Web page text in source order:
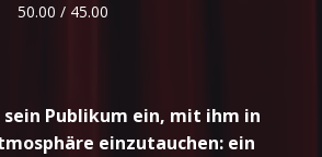
50.00 / 45.00
sein Publikum ein, mit ihm in
einzutauchen: ein